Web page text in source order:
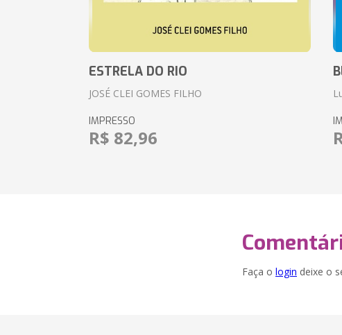
ESTRELA DO RIO
JOSÉ CLEI GOMES FILHO
IMPRESSO
R$ 82,96
Faça o login deixe o